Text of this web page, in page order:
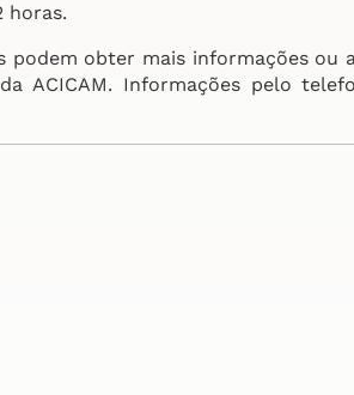
horas.
podem obter mais informações
ACICAM. Informações pelo